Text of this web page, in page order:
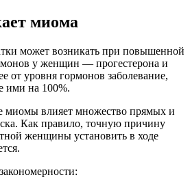
миома
может возникать при повышенной
у женщин — прогестерона и
от уровня гормонов заболевание,
ими на 100%.
миомы влияет множество прямых и
Как правило, точную причину
женщины установить в ходе